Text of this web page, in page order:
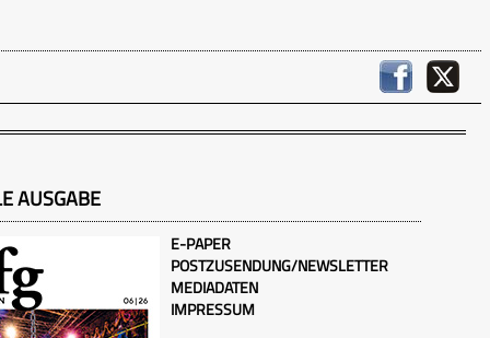
AUSGABE
E-PAPER
POSTZUSENDUNG/NEWSLETTER
MEDIADATEN
IMPRESSUM